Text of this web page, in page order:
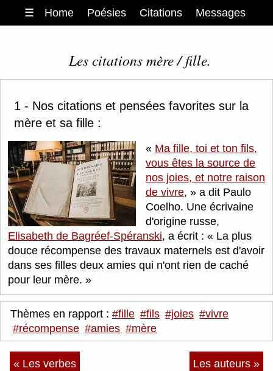
☰ Home Poésies Citations Messages
Les citations mère / fille.
1 - Nos citations et pensées favorites sur la
mère et sa fille :
Ma fille, toi et ton fils,
vous êtes la source de
nos joies, et notre raison
de vivre,
a dit Paulo
Coelho. Une écrivaine
d'origine russe,
Elisabeth de Bagréef-Spéranski, a écrit :
La plus
douce récompense des travaux maternels est d'avoir
dans ses filles deux amies qui n'ont rien de caché
pour leur mère.
Thèmes en rapport : #fille #fils #joies #vivre
#récompense #amies #mère
« Les verbes Les auteurs »